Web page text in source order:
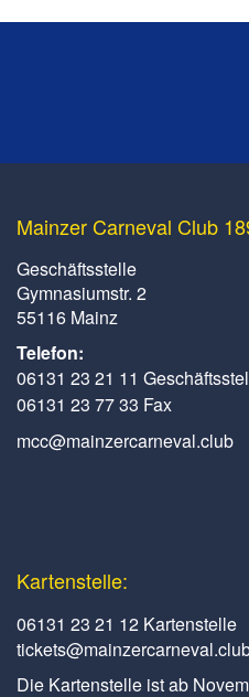
Mainzer Carneval Club
Geschäftsstelle
Gymnasiumstr. 2
55116 Mainz
Telefon:
06131 23 21 11
06131 23 77 33 Fax
mcc@mainzercarneval.club
Kartenstelle:
06131 23 21 12 Kartenstelle
Die Kartenstelle ist ab